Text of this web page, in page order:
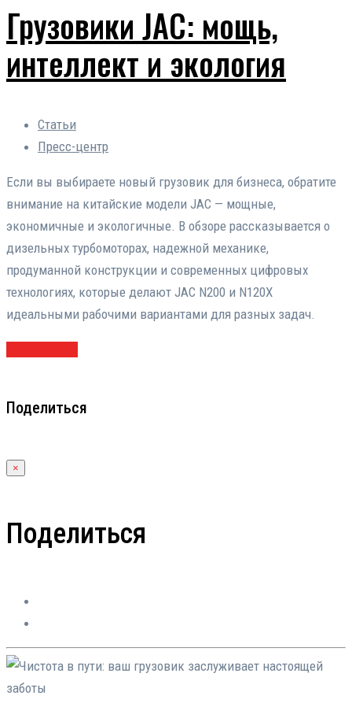
Грузовики JAC: мощь,
интеллект и экология
Статьи
Пресс-центр
Если вы выбираете новый грузовик для бизнеса, обратите
внимание на китайские модели JAC — мощные,
экономичные и экологичные. В обзоре рассказывается о
дизельных турбомоторах, надежной механике,
продуманной конструкции и современных цифровых
технологиях, которые делают JAC N200 и N120X
идеальными рабочими вариантами для разных задач.
Поделиться
×
Поделиться